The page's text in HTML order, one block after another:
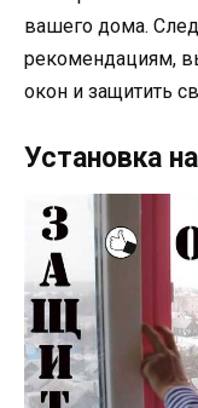
вашего дома.
рекомендациям,
окон и защитить
Установка